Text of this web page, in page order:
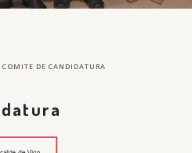
COMITE DE CANDIDATURA